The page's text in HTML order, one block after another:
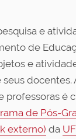
e
de
e
docentes.
professoras é
de Pós-
externo) da